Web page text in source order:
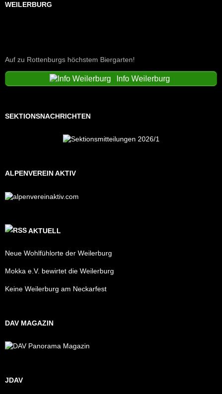
WEILERBURG
Auf zu Rottenburgs höchstem Biergarten!
Info Weilerburg
SEKTIONSNACHRICHTEN
ALPENVEREIN AKTIV
AKTUELL
Neue Wohlfühlorte der Weilerburg
Mokka e.V. bewirtet die Weilerburg
Keine Weilerburg am Neckarfest
DAV MAGAZIN
JDAV